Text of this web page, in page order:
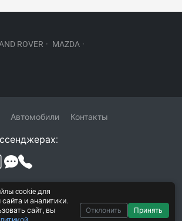
ROVER · MAZDA ·
Автомобили Контакты
и
персональных данных
обработку персональных
cookie для
и аналитики.
сайт, вы
Отклонить Принять